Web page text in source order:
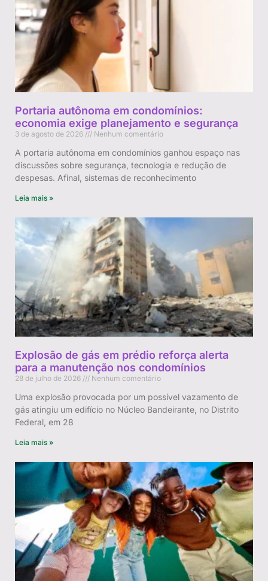
Portaria autônoma em condomínios:
economia exige planejamento e segurança
3 de agosto de 2026 Nenhum comentário
A portaria autônoma em condomínios ganhou espaço nas
discussões sobre segurança, tecnologia e redução de
despesas. Afinal, sistemas de reconhecimento
Leia mais »
Explosão de gás em prédio reforça alerta
para a manutenção nos condomínios
28 de julho de 2026 Nenhum comentário
Uma explosão provocada por um possível vazamento de
gás atingiu um edifício no Núcleo Bandeirante, no Distrito
Federal, em 28
Leia mais »